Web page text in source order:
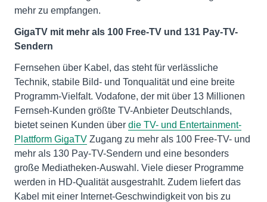
mehr zu empfangen.
GigaTV mit mehr als 100 Free-TV und 131 Pay-TV-
Sendern
Fernsehen über Kabel, das steht für verlässliche
Technik, stabile Bild- und Tonqualität und eine breite
Programm-Vielfalt. Vodafone, der mit über 13 Millionen
Fernseh-Kunden größte TV-Anbieter Deutschlands,
bietet seinen Kunden über die TV- und Entertainment-
Plattform GigaTV Zugang zu mehr als 100 Free-TV- und
mehr als 130 Pay-TV-Sendern und eine besonders
große Mediatheken-Auswahl. Viele dieser Programme
werden in HD-Qualität ausgestrahlt. Zudem liefert das
Kabel mit einer Internet-Geschwindigkeit von bis zu